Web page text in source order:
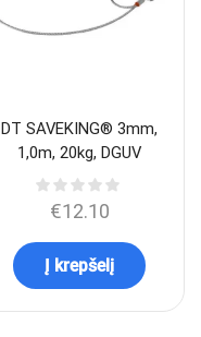
DT SAVEKING® 3mm,
1,0m, 20kg, DGUV
€12.10
Į krepšelį